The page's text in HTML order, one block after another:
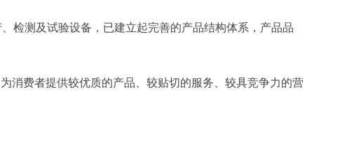
检测及试验设备，已建立起完善的产品结构体系，产品品
消费者提供较优质的产品、较贴切的服务、较具竞争力的营